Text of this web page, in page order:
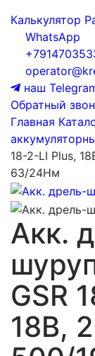
Калькулятор
WhatsApp
наш
Обратный
Главная
18-2-LI Plus,
63/24Нм
Акк.
GSR
18В,